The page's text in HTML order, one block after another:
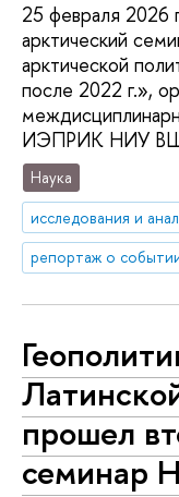
25 февраля 2026
арктический
арктической
после 2022 г.»,
ИЭПРИК НИУ
Наука
исследования и
репортаж о
прошел